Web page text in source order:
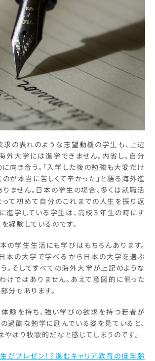
の表れのような志望動機の学生も、上辺
外大学には進学できません。内省し、自分
向き合う。「入学した後の勉強も大変だけ
のが本当に苦しくて辛かった」と語る海外進
ません。日本の学生の場合、多くは就職活
って初めて自分のこれまでの人生を振り返
進学している学生は、高校３年生の時にす
経験しているのです。
の学生生活にも学びはもちろんあります。
本の大学で学べるから日本の大学を選ぶ
。そしてすべての海外大学が上記のような
けではありません。あえて意図的に偏った
分もあります。
体験を持ち、強い学びの欲求を持つ若者が
過酷な勉学に励んでいる姿を見ていると、
はり牧歌的だなと感じてしまうのです。
がプレゼン！？進むキャリア教育の低年齢